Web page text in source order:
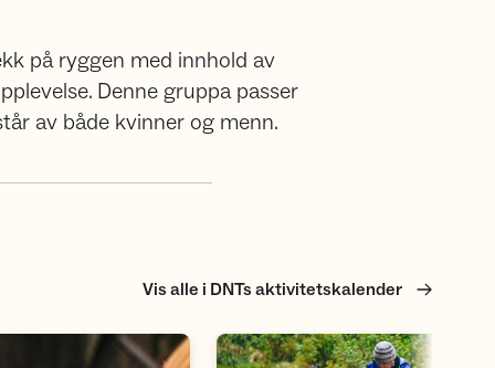
på ryggen med innhold av
Denne gruppa passer
av både kvinner og menn.
Vis alle i DNTs aktivitetskalender